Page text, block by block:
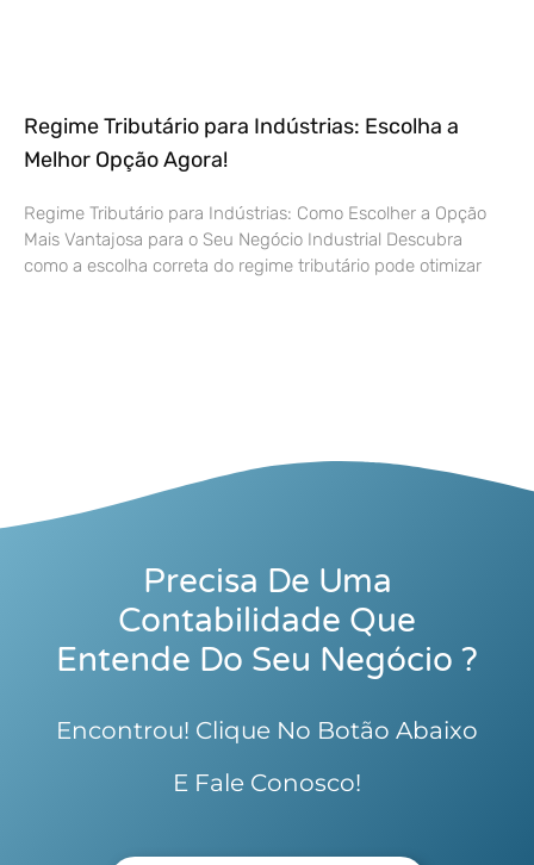
Regime Tributário para Indústrias: Escolha a
Melhor Opção Agora!
Regime Tributário para Indústrias: Como Escolher a Opção
Mais Vantajosa para o Seu Negócio Industrial Descubra
como a escolha correta do regime tributário pode otimizar
Precisa De Uma
Contabilidade Que
Entende Do Seu Negócio ?
Encontrou! Clique No Botão Abaixo
E Fale Conosco!